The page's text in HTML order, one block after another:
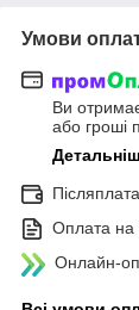
Умови
Ви
або гроші
Післяплата
Оплата на
Онлайн-